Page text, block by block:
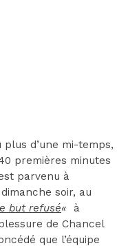
d’une mi-temps,
premières minutes
parvenu à
soir, au
but refusé«
à
de Chancel
que l’équipe